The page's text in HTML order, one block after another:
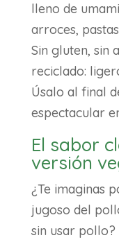
lleno de
arroces,
Sin gluten, sin
reciclado:
Úsalo al final
espectacular
El sabor
versión
¿Te imaginas
jugoso del
sin usar